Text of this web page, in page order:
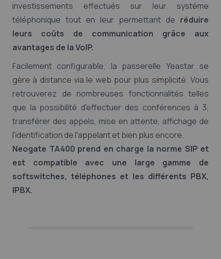
investissements effectués sur leur système
téléphonique tout en leur permettant de réduire
leurs coûts de communication grâce aux
avantages de la VoIP.
Facilement configurable, la passerelle Yeastar se
gère à distance via le web pour plus simplicité. Vous
retrouverez de nombreuses fonctionnalités telles
que la possibilité d'effectuer des conférences à 3,
transférer des appels, mise en attente, affichage de
l'identification de l'appelant et bien plus encore.
Neogate TA400 prend en charge la norme SIP et
est compatible avec une large gamme de
softswitches, téléphones et les différents PBX,
IPBX.